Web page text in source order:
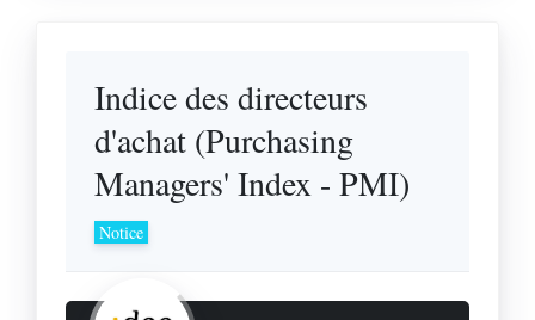
Indice des directeurs
d'achat (Purchasing
Managers' Index - PMI)
Notice